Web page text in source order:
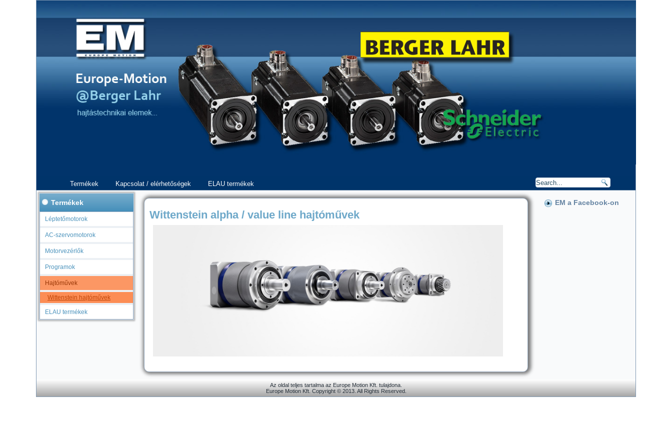
Termékek Kapcsolat / elérhetőségek ELAU termékek
Termékek
Léptetőmotorok
AC-szervomotorok
Motorvezérlők
Programok
Hajtóművek
Wittenstein hajtóművek
ELAU termékek
Wittenstein alpha / value line hajtóművek
EM a Facebook-on
Az oldal teljes tartalma az Europe Motion Kft. tulajdona.
Europe Motion Kft. Copyright © 2013. All Rights Reserved.